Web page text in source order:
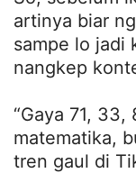
artinya biar
sampe lo jadi
nangkep
“Gaya 71,
matematika,
tren gaul di